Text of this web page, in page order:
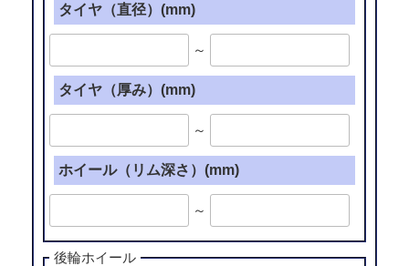
タイヤ（直径）(mm)
～
タイヤ（厚み）(mm)
～
ホイール（リム深さ）(mm)
～
後輪ホイール